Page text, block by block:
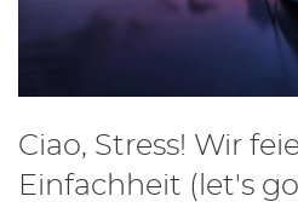
Ciao, Stress! Wir
Einfachheit (let's